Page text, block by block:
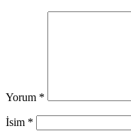
Yorum *
İsim *